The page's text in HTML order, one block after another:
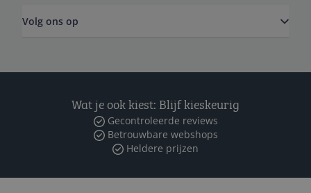
Volg ons op
Wat je ook kiest: Blijf kieskeurig
Gecontroleerde reviews
Betrouwbare webshops
Heldere prijzen